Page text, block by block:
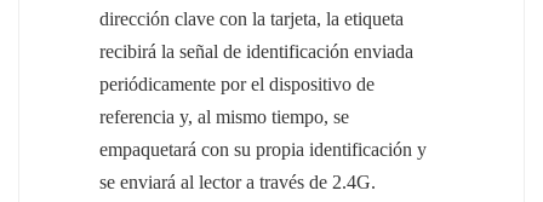
dirección clave con la tarjeta, la etiqueta
recibirá la señal de identificación enviada
periódicamente por el dispositivo de
referencia y, al mismo tiempo, se
empaquetará con su propia identificación y
se enviará al lector a través de 2.4G.